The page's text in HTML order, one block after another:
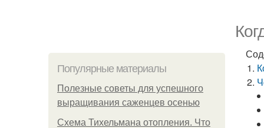
Популярные материалы
Полезные советы для успешного
выращивания саженцев осенью
Схема Тихельмана отопления. Что